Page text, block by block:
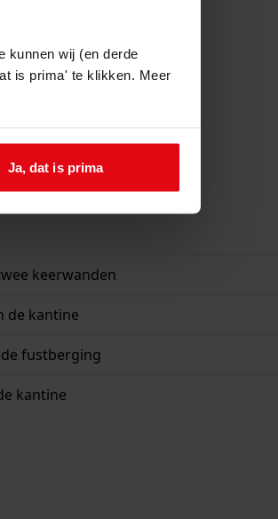
kunnen wij (en derde
is prima' te klikken. Meer
Ja, dat is prima
keerwanden
de kantine
fustberging
kantine